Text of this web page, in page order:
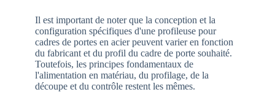
Il est important de noter que la conception et la
configuration spécifiques d'une profileuse pour
cadres de portes en acier peuvent varier en fonction
du fabricant et du profil du cadre de porte souhaité.
Toutefois, les principes fondamentaux de
l'alimentation en matériau, du profilage, de la
découpe et du contrôle restent les mêmes.